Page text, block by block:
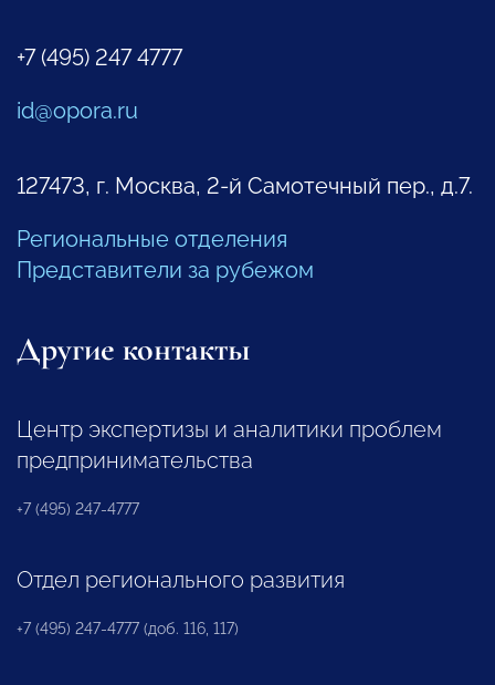
+7 (495) 247 4777
id@opora.ru
127473, г. Москва, 2-й Самотечный пер., д.7.
Региональные отделения
Представители за рубежом
Другие контакты
Центр экспертизы и аналитики проблем
предпринимательства
+7 (495) 247-4777
Отдел регионального развития
+7 (495) 247-4777 (доб. 116, 117)